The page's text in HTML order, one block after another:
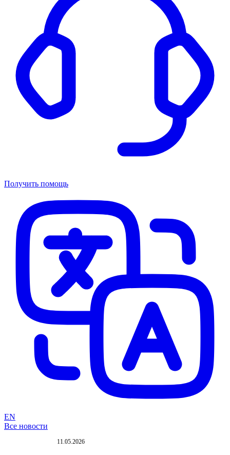
Получить помощь
EN
Все новости
11.05.2026